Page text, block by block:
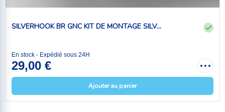
SILVERHOOK BR GNC KIT DE MONTAGE SILV...
En stock - Expédié sous 24H
29,00 €
Ajouter au panier